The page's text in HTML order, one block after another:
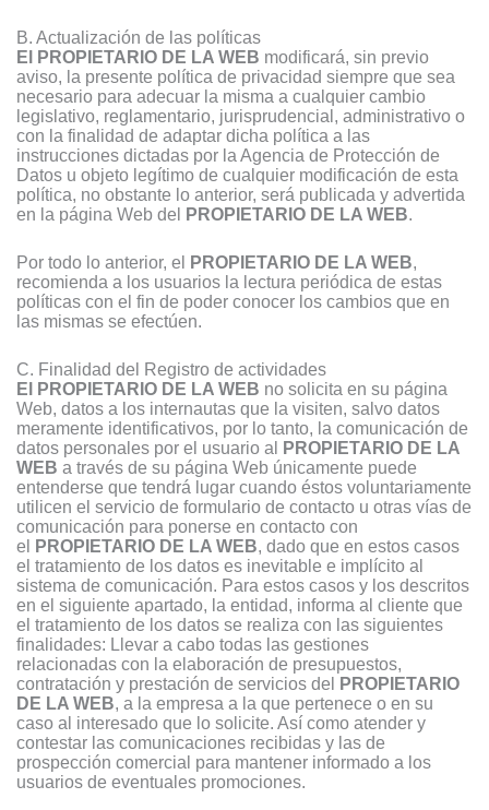
B. Actualización de las políticas
El PROPIETARIO DE LA WEB modificará, sin previo
aviso, la presente política de privacidad siempre que sea
necesario para adecuar la misma a cualquier cambio
legislativo, reglamentario, jurisprudencial, administrativo o
con la finalidad de adaptar dicha política a las
instrucciones dictadas por la Agencia de Protección de
Datos u objeto legítimo de cualquier modificación de esta
política, no obstante lo anterior, será publicada y advertida
en la página Web del PROPIETARIO DE LA WEB.
Por todo lo anterior, el PROPIETARIO DE LA WEB,
recomienda a los usuarios la lectura periódica de estas
políticas con el fin de poder conocer los cambios que en
las mismas se efectúen.
C. Finalidad del Registro de actividades
El PROPIETARIO DE LA WEB no solicita en su página
Web, datos a los internautas que la visiten, salvo datos
meramente identificativos, por lo tanto, la comunicación de
datos personales por el usuario al
PROPIETARIO DE LA
WEB a través de su página Web únicamente puede
entenderse que tendrá lugar cuando éstos voluntariamente
utilicen el servicio de formulario de contacto u otras vías de
comunicación para ponerse en contacto con
el
PROPIETARIO DE LA WEB, dado que en estos casos
el tratamiento de los datos es inevitable e implícito al
sistema de comunicación. Para estos casos y los descritos
en el siguiente apartado, la entidad, informa al cliente que
el tratamiento de los datos se realiza con las siguientes
finalidades: Llevar a cabo todas las gestiones
relacionadas con la elaboración de presupuestos,
contratación y prestación de servicios del
PROPIETARIO
DE LA WEB, a la empresa a la que pertenece o en su
caso al interesado que lo solicite. Así como atender y
contestar las comunicaciones recibidas y las de
prospección comercial para mantener informado a los
usuarios de eventuales promociones.